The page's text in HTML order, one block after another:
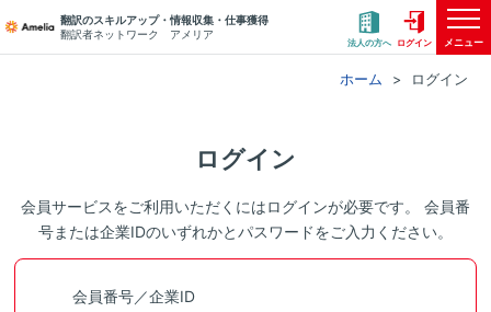
翻訳のスキルアップ・情報収集・仕事獲得
翻訳者ネットワーク アメリア
法人の方へ ログイン メニュー
ホーム ログイン
ログイン
会員サービスをご利用いただくにはログインが必要です。 会員番
号または企業IDのいずれかとパスワードをご入力ください。
会員番号／企業ID